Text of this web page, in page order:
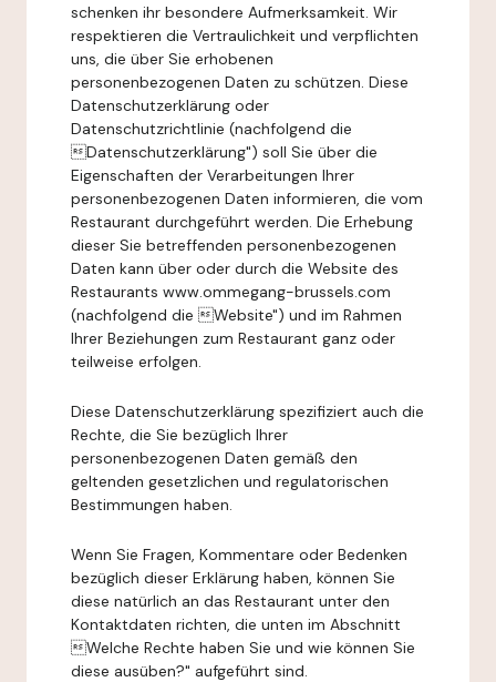
schenken ihr besondere Aufmerksamkeit. Wir
respektieren die Vertraulichkeit und verpflichten
uns, die über Sie erhobenen
personenbezogenen Daten zu schützen. Diese
Datenschutzerklärung oder
Datenschutzrichtlinie (nachfolgend die
Datenschutzerklärung") soll Sie über die
Eigenschaften der Verarbeitungen Ihrer
personenbezogenen Daten informieren, die vom
Restaurant durchgeführt werden. Die Erhebung
dieser Sie betreffenden personenbezogenen
Daten kann über oder durch die Website des
Restaurants www.ommegang-brussels.com
(nachfolgend die Website") und im Rahmen
Ihrer Beziehungen zum Restaurant ganz oder
teilweise erfolgen.
Diese Datenschutzerklärung spezifiziert auch die
Rechte, die Sie bezüglich Ihrer
personenbezogenen Daten gemäß den
geltenden gesetzlichen und regulatorischen
Bestimmungen haben.
Wenn Sie Fragen, Kommentare oder Bedenken
bezüglich dieser Erklärung haben, können Sie
diese natürlich an das Restaurant unter den
Kontaktdaten richten, die unten im Abschnitt
Welche Rechte haben Sie und wie können Sie
diese ausüben?" aufgeführt sind.